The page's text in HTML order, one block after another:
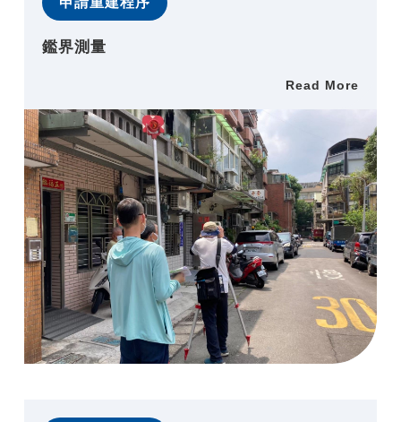
鑑界測量
Read More